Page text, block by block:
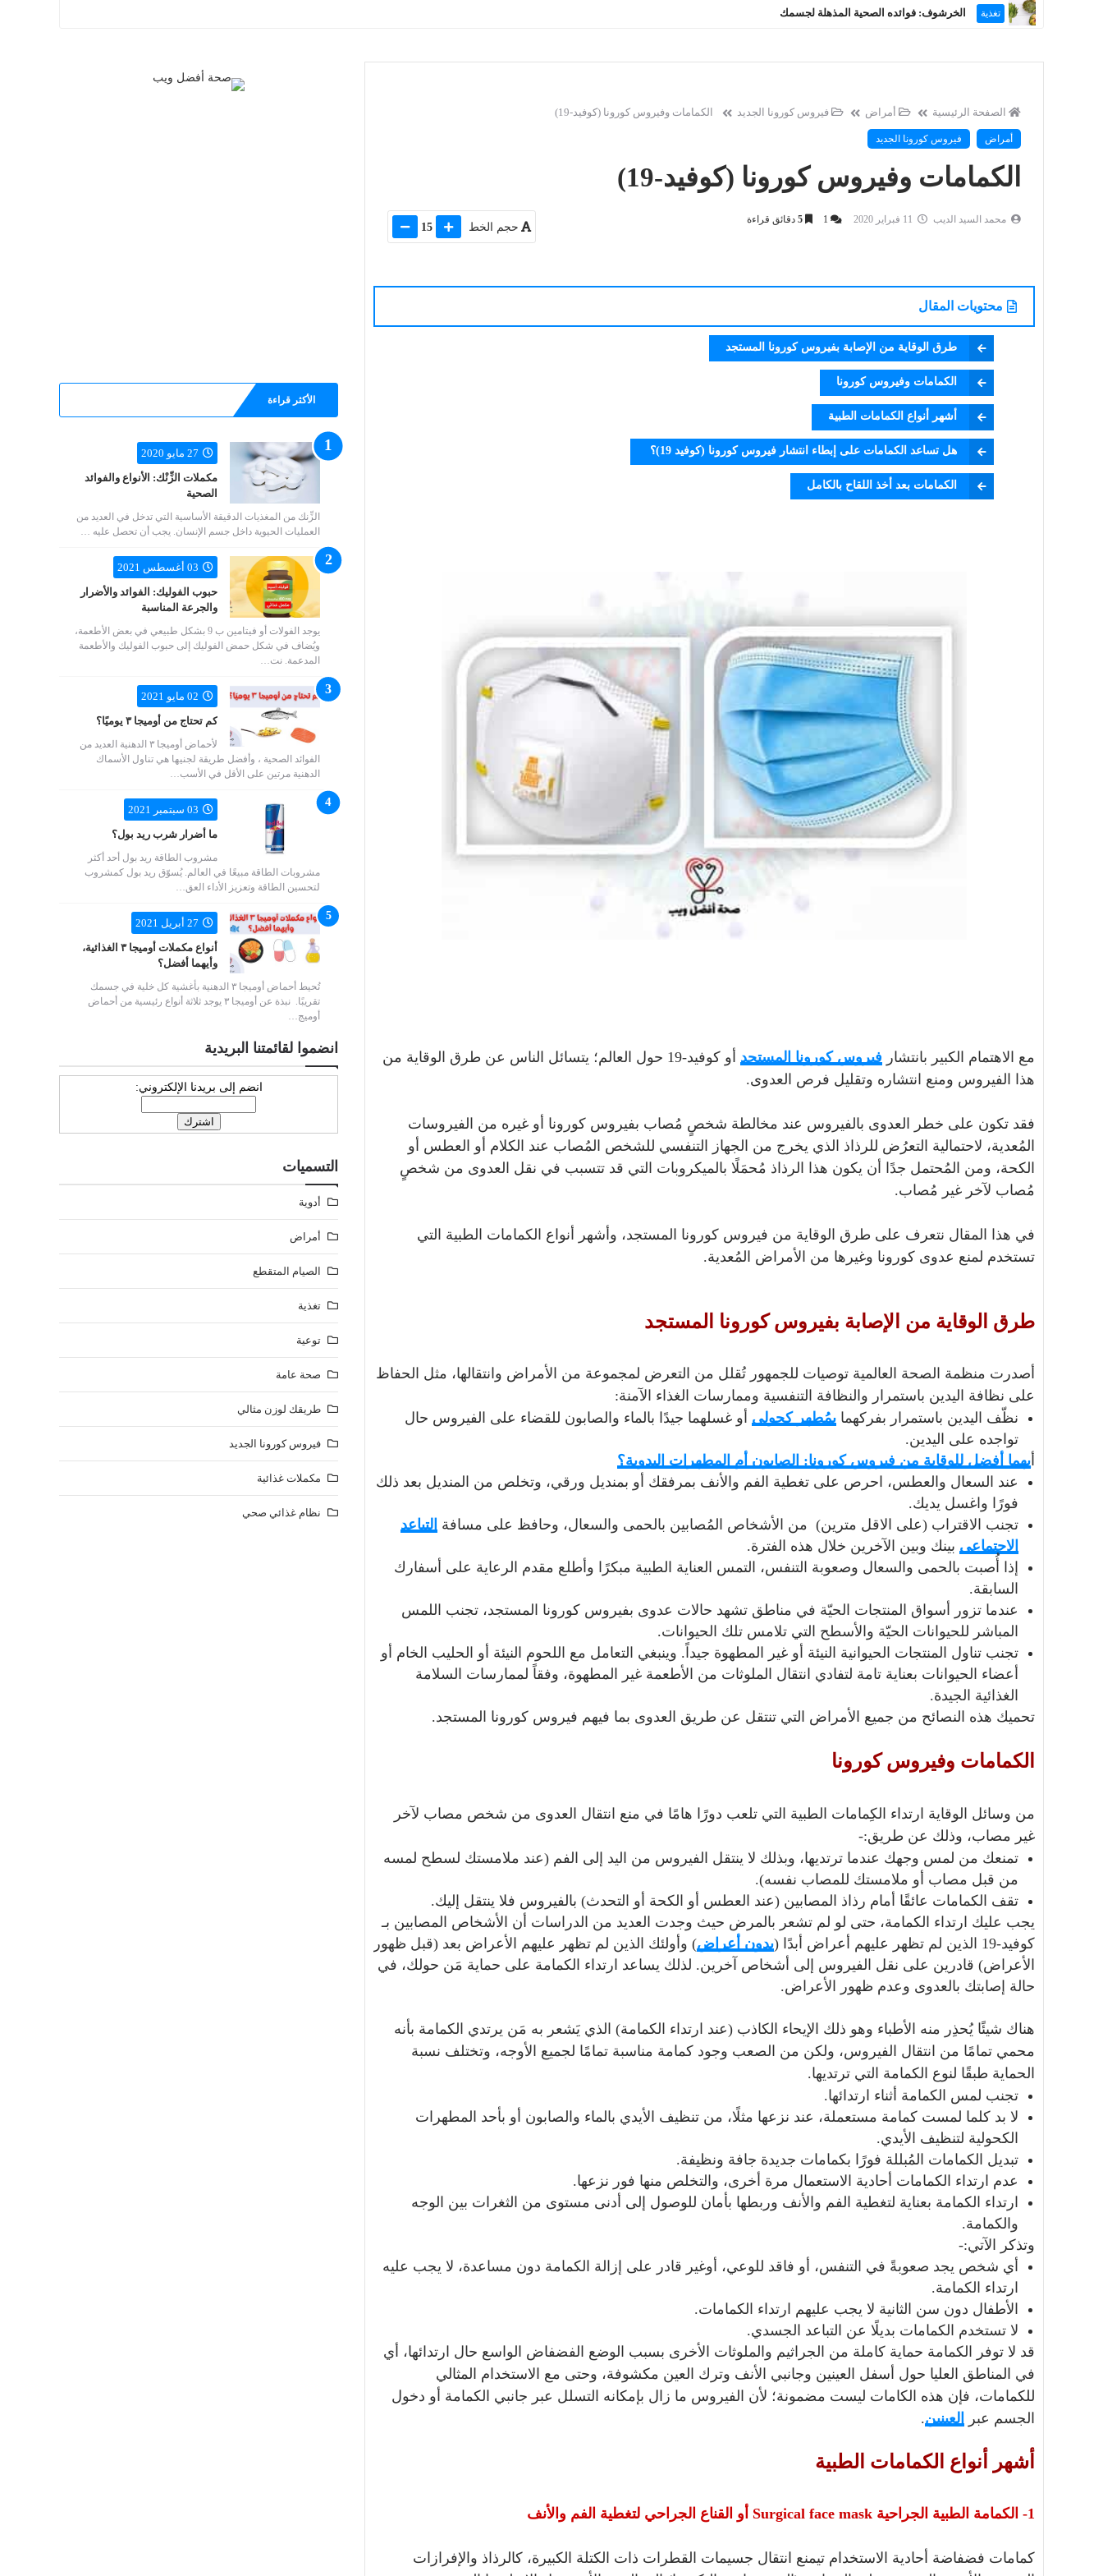
تغذية الخرشوف: فوائده الصحية المذهلة لجسمك
الصفحة الرئيسية أمراض فيروس كورونا الجديد الكمامات وفيروس كورونا (كوفيد-19)
أمراض فيروس كورونا الجديد
الكمامات وفيروس كورونا (كوفيد-19)
محمد السيد الديب 1
5 دقائق قراءة
حجم الخط 15
محتويات المقال
طرق الوقاية من الإصابة بفيروس كورونا المستجد
الكمامات وفيروس كورونا
أشهر أنواع الكمامات الطبية
هل تساعد الكمامات على إبطاء انتشار فيروس كورونا (كوفيد 19)؟
الكمامات بعد أخذ اللقاح بالكامل
مع الاهتمام الكبير بانتشار فيروس كورونا المستجد
أو كوفيد-19 حول العالم؛ يتسائل الناس عن طرق الوقاية من
هذا الفيروس ومنع انتشاره وتقليل فرص العدوى.
فقد تكون على خطر العدوى بالفيروس عند مخالطة شخصٍ مُصاب بفيروس كورونا أو غيره من الفيروسات
المُعدية، لاحتمالية التعرُض للرذاذ الذي يخرج من الجهاز التنفسي للشخص المُصاب عند الكلام أو العطس أو
الكحة، ومن المُحتمل جدًا أن يكون هذا الرذاذ مُحمَلًا بالميكروبات التي قد تتسبب في نقل العدوى من شخصٍ
مُصاب لآخر غير مُصاب.
في هذا المقال نتعرف على طرق الوقاية من فيروس كورونا المستجد، وأشهر أنواع الكمامات الطبية التي
تستخدم لمنع عدوى كورونا وغيرها من الأمراض المُعدية.
طرق الوقاية من الإصابة بفيروس كورونا المستجد
أصدرت منظمة الصحة العالمية توصيات للجمهور تُقلل من التعرض لمجموعة من الأمراض وانتقالها، مثل الحفاظ
على نظافة اليدين باستمرار والنظافة التنفسية وممارسات الغذاء الآمنة:
نظّف اليدين باستمرار بفركهما بمُطهر كحولي أو غسلهما جيدًا بالماء والصابون للقضاء على الفيروس حال
تواجده على اليدين.
أيهما أفضل للوقاية من فيروس كورونا: الصابون أم المطهرات اليدوية؟
عند السعال والعطس، احرص على تغطية الفم والأنف بمرفقك أو بمنديل ورقي، وتخلص من المنديل بعد ذلك
فورًا واغسل يديك.
تجنب الاقتراب (على الاقل مترين) من الأشخاص المُصابين بالحمى والسعال، وحافظ على مسافة التباعد
الاجتماعي بينك وبين الآخرين خلال هذه الفترة.
إذا أُصبت بالحمى والسعال وصعوبة التنفس، التمس العناية الطبية مبكرًا وأطلع مقدم الرعاية على أسفارك
السابقة.
عندما تزور أسواق المنتجات الحيّة في مناطق تشهد حالات عدوى بفيروس كورونا المستجد، تجنب اللمس
المباشر للحيوانات الحيّة والأسطح التي تلامس تلك الحيوانات.
تجنب تناول المنتجات الحيوانية النيئة أو غير المطهوة جيداً. وينبغي التعامل مع اللحوم النيئة أو الحليب الخام أو
أعضاء الحيوانات بعناية تامة لتفادي انتقال الملوثات من الأطعمة غير المطهوة، وفقاً لممارسات السلامة
الغذائية الجيدة.
تحميك هذه النصائح من جميع الأمراض التي تنتقل عن طريق العدوى بما فيهم فيروس كورونا المستجد.
الكمامات وفيروس كورونا
من وسائل الوقاية ارتداء الكِمامات الطبية التي تلعب دورًا هامًا في منع انتقال العدوى من شخص مصاب لآخر
غير مصاب، وذلك عن طريق:-
تمنعك من لمس وجهك عندما ترتديها، وبذلك لا ينتقل الفيروس من اليد إلى الفم (عند ملامستك لسطح لمسه
من قبل مصاب أو ملامستك للمصاب نفسه).
تقف الكمامات عائقًا أمام رذاذ المصابين (عند العطس أو الكحة أو التحدث) بالفيروس فلا ينتقل إليك.
يجب عليك ارتداء الكمامة، حتى لو لم تشعر بالمرض حيث وجدت العديد من الدراسات أن الأشخاص المصابين بـ
كوفيد-19 الذين لم تظهر عليهم أعراض أبدًا (
بدون أعراض) وأولئك الذين لم تظهر عليهم الأعراض بعد (قبل ظهور
الأعراض) قادرين على نقل الفيروس إلى أشخاص آخرين. لذلك يساعد ارتداء الكمامة على حماية مَن حولك، في
حالة إصابتك بالعدوى وعدم ظهور الأعراض.
هناك شيئًا يُحذِر منه الأطباء وهو ذلك الإيحاء الكاذب (عند ارتداء الكمامة) الذي يَشعر به مَن يرتدي الكمامة بأنه
محمي تمامًا من انتقال الفيروس، ولكن من الصعب وجود كمامة مناسبة تمامًا لجميع الأوجه، وتختلف نسبة
الحماية طبقًا لنوع الكمامة التي ترتديها.
تجنب لمس الكمامة أثناء ارتدائها.
لا بد كلما لمست كمامة مستعملة، عند نزعها مثلًا، من تنظيف الأيدي بالماء والصابون أو بأحد المطهرات
الكحولية لتنظيف الأيدي.
تبديل الكمامات المُبللة فورًا بكمامات جديدة جافة ونظيفة.
عدم ارتداء الكمامات أحادية الاستعمال مرة أخرى، والتخلص منها فور نزعها.
ارتداء الكمامة بعناية لتغطية الفم والأنف وربطها بأمان للوصول إلى أدنى مستوى من الثغرات بين الوجه
والكمامة.
وتذكر الآتي:-
أي شخص يجد صعوبةً في التنفس، أو فاقد للوعي، أوغير قادر على إزالة الكمامة دون مساعدة، لا يجب عليه
ارتداء الكمامة.
الأطفال دون سن الثانية لا يجب عليهم ارتداء الكمامات.
لا تستخدم الكمامات بديلًا عن التباعد الجسدي.
قد لا توفر الكمامة حماية كاملة من الجراثيم والملوثات الأخرى بسبب الوضع الفضفاض الواسع حال ارتدائها، أي
في المناطق العليا حول أسفل العينين وجانبي الأنف وترك العين مكشوفة، وحتى مع الاستخدام المثالي
للكمامات، فإن هذه الكامات ليست مضمونة؛ لأن الفيروس ما زال بإمكانه التسلل عبر جانبي الكمامة أو دخول
الجسم عبر
العينين.
أشهر أنواع الكمامات الطبية
1- الكمامة الطبية الجراحية Surgical face mask أو القناع الجراحي لتغطية الفم والأنف
كمامات فضفاضة أحادية الاستخدام تيمنع انتقال جسيمات القطرات ذات الكتلة الكبيرة، كالرذاذ والإفرازات
الأكثر قراءة
27 مايو 2020
مكملات الزِّنْك: الأنواع والفوائد
الصحية
الزِّنك من المغذيات الدقيقة الأساسية التي تدخل في العديد من
العمليات الحيوية داخل جسم الإنسان. يجب أن تحصل عليه …
03 أغسطس 2021
حبوب الفوليك: الفوائد والأضرار
والجرعة المناسبة
يوجد الفولات أو فيتامين ب 9 بشكل طبيعي في بعض الأطعمة،
ويُضاف في شكل حمض الفوليك إلى حبوب الفوليك والأطعمة
المدعمة. نت…
02 مايو 2021
كم تحتاج من أوميجا ٣ يوميًا؟
لأحماض أوميجا ٣ الدهنية العديد من
الفوائد الصحية ، وأفضل طريقة لجنيها هي تناول الأسماك
الدهنية مرتين على الأقل في الأسب…
03 سبتمبر 2021
ما أضرار شرب ريد بول؟
مشروب الطاقة ريد بول أحد أكثر
مشروبات الطاقة مبيعًا في العالم. يُسوّق ريد بول كمشروب
لتحسين الطاقة وتعزيز الأداء العق…
27 أبريل 2021
أنواع مكملات أوميجا ٣ الغذائية،
وأيهما أفضل؟
تُحيط أحماض أوميجا ٣ الدهنية بأغشية كل خلية في جسمك
تقريبًا. نبذة عن أوميجا ٣ يوجد ثلاثة أنواع رئيسية من أحماض
أوميج…
انضموا لقائمتنا البريدية
انضم إلى بريدنا الإلكتروني:
التسميات
أدوية
أمراض
الصيام المتقطع
تغذية
توعية
صحة عامة
طريقك لوزن مثالي
فيروس كورونا الجديد
مكملات غذائية
نظام غذائي صحي